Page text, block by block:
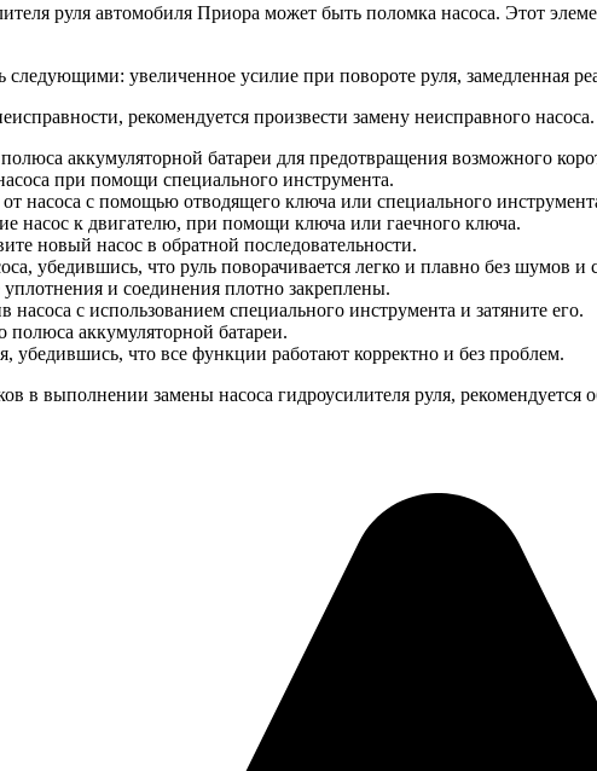
руля автомобиля Приора может быть поломка насоса. Этот
следующими: увеличенное усилие при повороте руля, замедленная
рекомендуется произвести замену неисправного
аккумуляторной батареи для предотвращения возможного
при помощи специального инструмента.
насоса с помощью отводящего ключа или специального
насос к двигателю, при помощи ключа или гаечного ключа.
новый насос в обратной последовательности.
убедившись, что руль поворачивается легко и плавно без шумов и
и соединения плотно закреплены.
с использованием специального инструмента и затяните его.
аккумуляторной батареи.
убедившись, что все функции работают корректно и без проблем.
в выполнении замены насоса гидроусилителя руля,